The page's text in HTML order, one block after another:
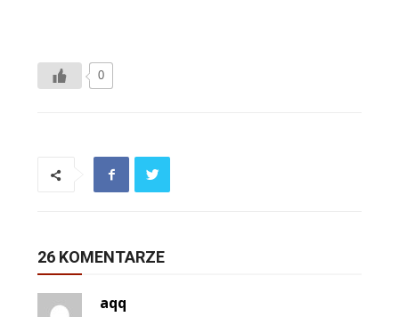
0
26 KOMENTARZE
aqq